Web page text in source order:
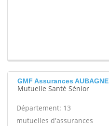
GMF Assurances AUBAGNE
Mutuelle Santé Sénior
Département: 13
mutuelles d'assurances